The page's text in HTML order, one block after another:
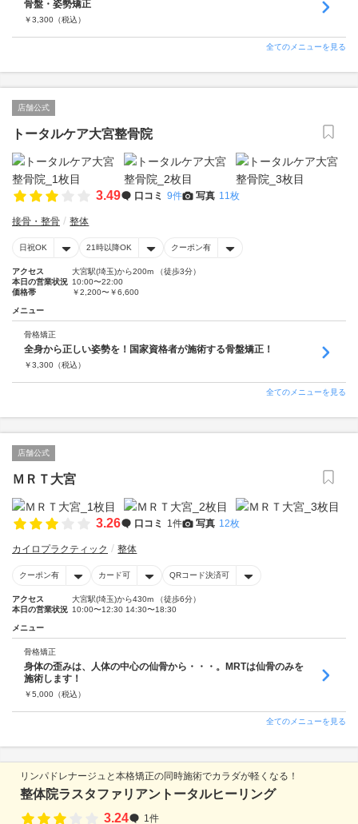
骨盤・姿勢矯正
￥3,300 （税込）
全てのメニューを見る
店舗公式
トータルケア大宮整骨院
3.49 口コミ 9件 写真 11枚
接骨・整骨 整体
日祝OK 21時以降OK クーポン有
アクセス
大宮駅(埼玉)から200m （徒歩3分）
本日の営業状況 10:00〜22:00
価格帯
￥2,200〜￥6,600
メニュー
骨格矯正
全身から正しい姿勢を！国家資格者が施術する骨盤矯正！
￥3,300 （税込）
全てのメニューを見る
店舗公式
ＭＲＴ大宮
3.26 口コミ 1件 写真 12枚
カイロプラクティック 整体
クーポン有 カード可 QRコード決済可
アクセス
大宮駅(埼玉)から430m （徒歩6分）
本日の営業状況 10:00〜12:30 14:30〜18:30
メニュー
骨格矯正
身体の歪みは、人体の中心の仙骨から・・・。MRTは仙骨のみを
施術します！
￥5,000 （税込）
全てのメニューを見る
リンパドレナージュと本格矯正の同時施術でカラダが軽くなる！
整体院ラスタファリアントータルヒーリング
3.24
1件